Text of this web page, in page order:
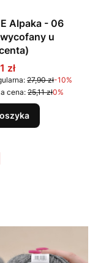
Alpaka - 06
u
promocyjna
zł
27,90 zł-10%
cena:25,11 zł0%